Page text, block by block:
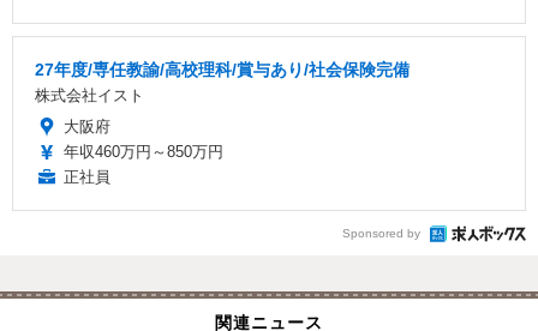
27年度/専任教諭/高校理科/賞与あり/社会保険完備
株式会社イスト
大阪府
年収460万円～850万円
正社員
Sponsored by
関連ニュース